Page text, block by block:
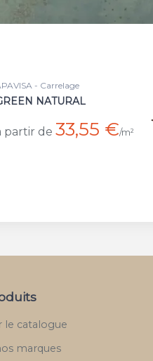
- Carrelage
NATURAL
partir de 33,55 €/m²
le catalogue
marques